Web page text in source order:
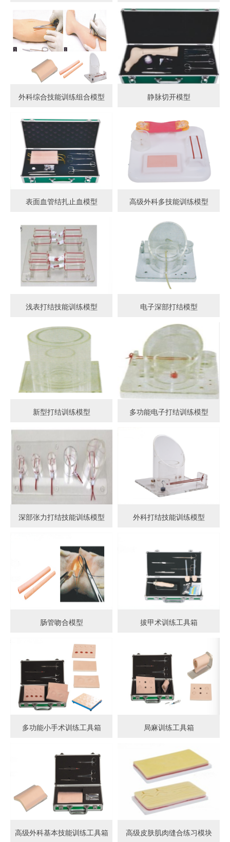
外科综合技能训练组合模型 静脉切开模型
表面血管结扎止血模型 高级外科多技能训练模型
浅表打结技能训练模型 电子深部打结模型
新型打结训练模型 多功能电子打结训练模型
深部张力打结技能训练模型 外科打结技能训练模型
肠管吻合模型 拔甲术训练工具箱
多功能小手术训练工具箱 局麻训练工具箱
高级外科基本技能训练工具箱 高级皮肤肌肉缝合练习模块